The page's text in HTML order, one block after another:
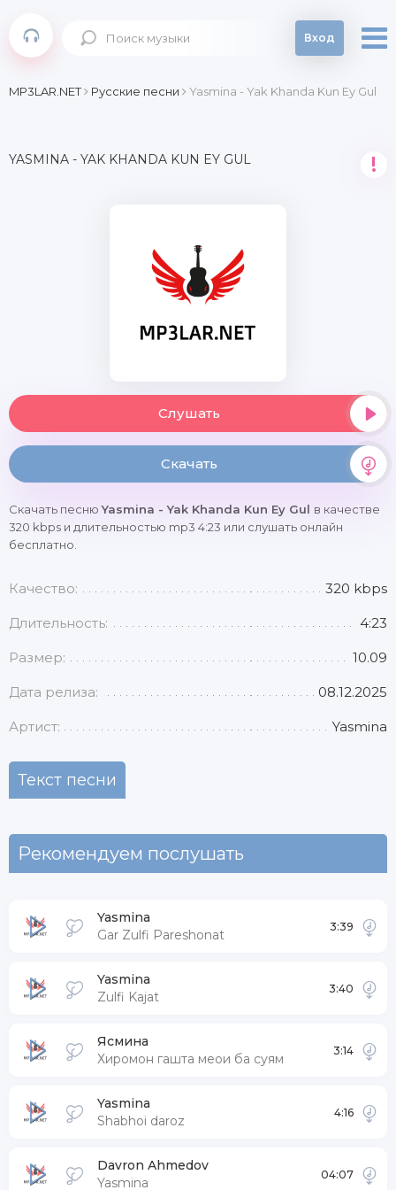
Вход
MP3LAR.NET Русские песни Yasmina - Yak Khanda Kun Ey Gul
YASMINA - YAK KHANDA KUN EY GUL !
Слушать
Скачать
Скачать песнюYasmina - Yak Khanda Kun Ey Gul в качестве
320 kbps и длительностью mp3 4:23 или слушать онлайн
бесплатно.
Качество: 320 kbps
Длительность: 4:23
Размер: 10.09
Дата релиза: 08.12.2025
Артист: Yasmina
Текст песни
Рекомендуем послушать
Yasmina
Gar Zulfi Pareshonat
3:39
Yasmina
Zulfi Kajat
3:40
Ясмина
Хиромон гашта меои ба суям
3:14
Yasmina
Shabhoi daroz
4:16
Davron Ahmedov
Yasmina
04:07